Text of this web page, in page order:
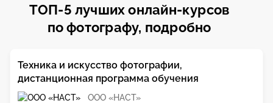
ТОП-5 лучших онлайн-курсов
по фотографу, подробно
ООО «НАСТ»
Техника и искусство фотографии,
дистанционная программа обучения